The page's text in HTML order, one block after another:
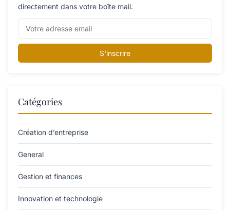
directement dans votre boîte mail.
S'inscrire
Catégories
Création d’entreprise
General
Gestion et finances
Innovation et technologie